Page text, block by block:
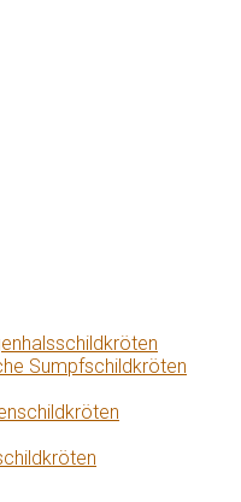
Sumpfschildkröten